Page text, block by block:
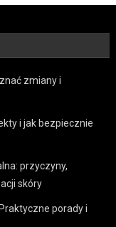
zmiany i
i jak bezpiecznie
przyczyny,
skóry
porady i